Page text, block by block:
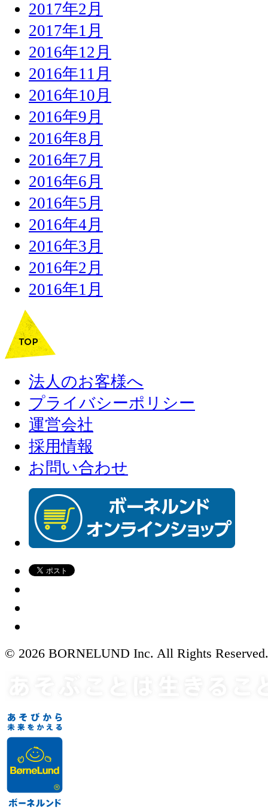
2017年2月
2017年1月
2016年12月
2016年11月
2016年10月
2016年9月
2016年8月
2016年7月
2016年6月
2016年5月
2016年4月
2016年3月
2016年2月
2016年1月
法人のお客様へ
プライバシーポリシー
運営会社
採用情報
お問い合わせ
© 2026 BORNELUND Inc. All Rights Reserved.